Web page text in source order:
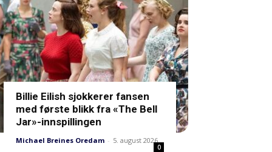
Billie Eilish sjokkerer fansen
med første blikk fra «The Bell
Jar»-innspillingen
Michael Breines Oredam - 5. august 2026
0